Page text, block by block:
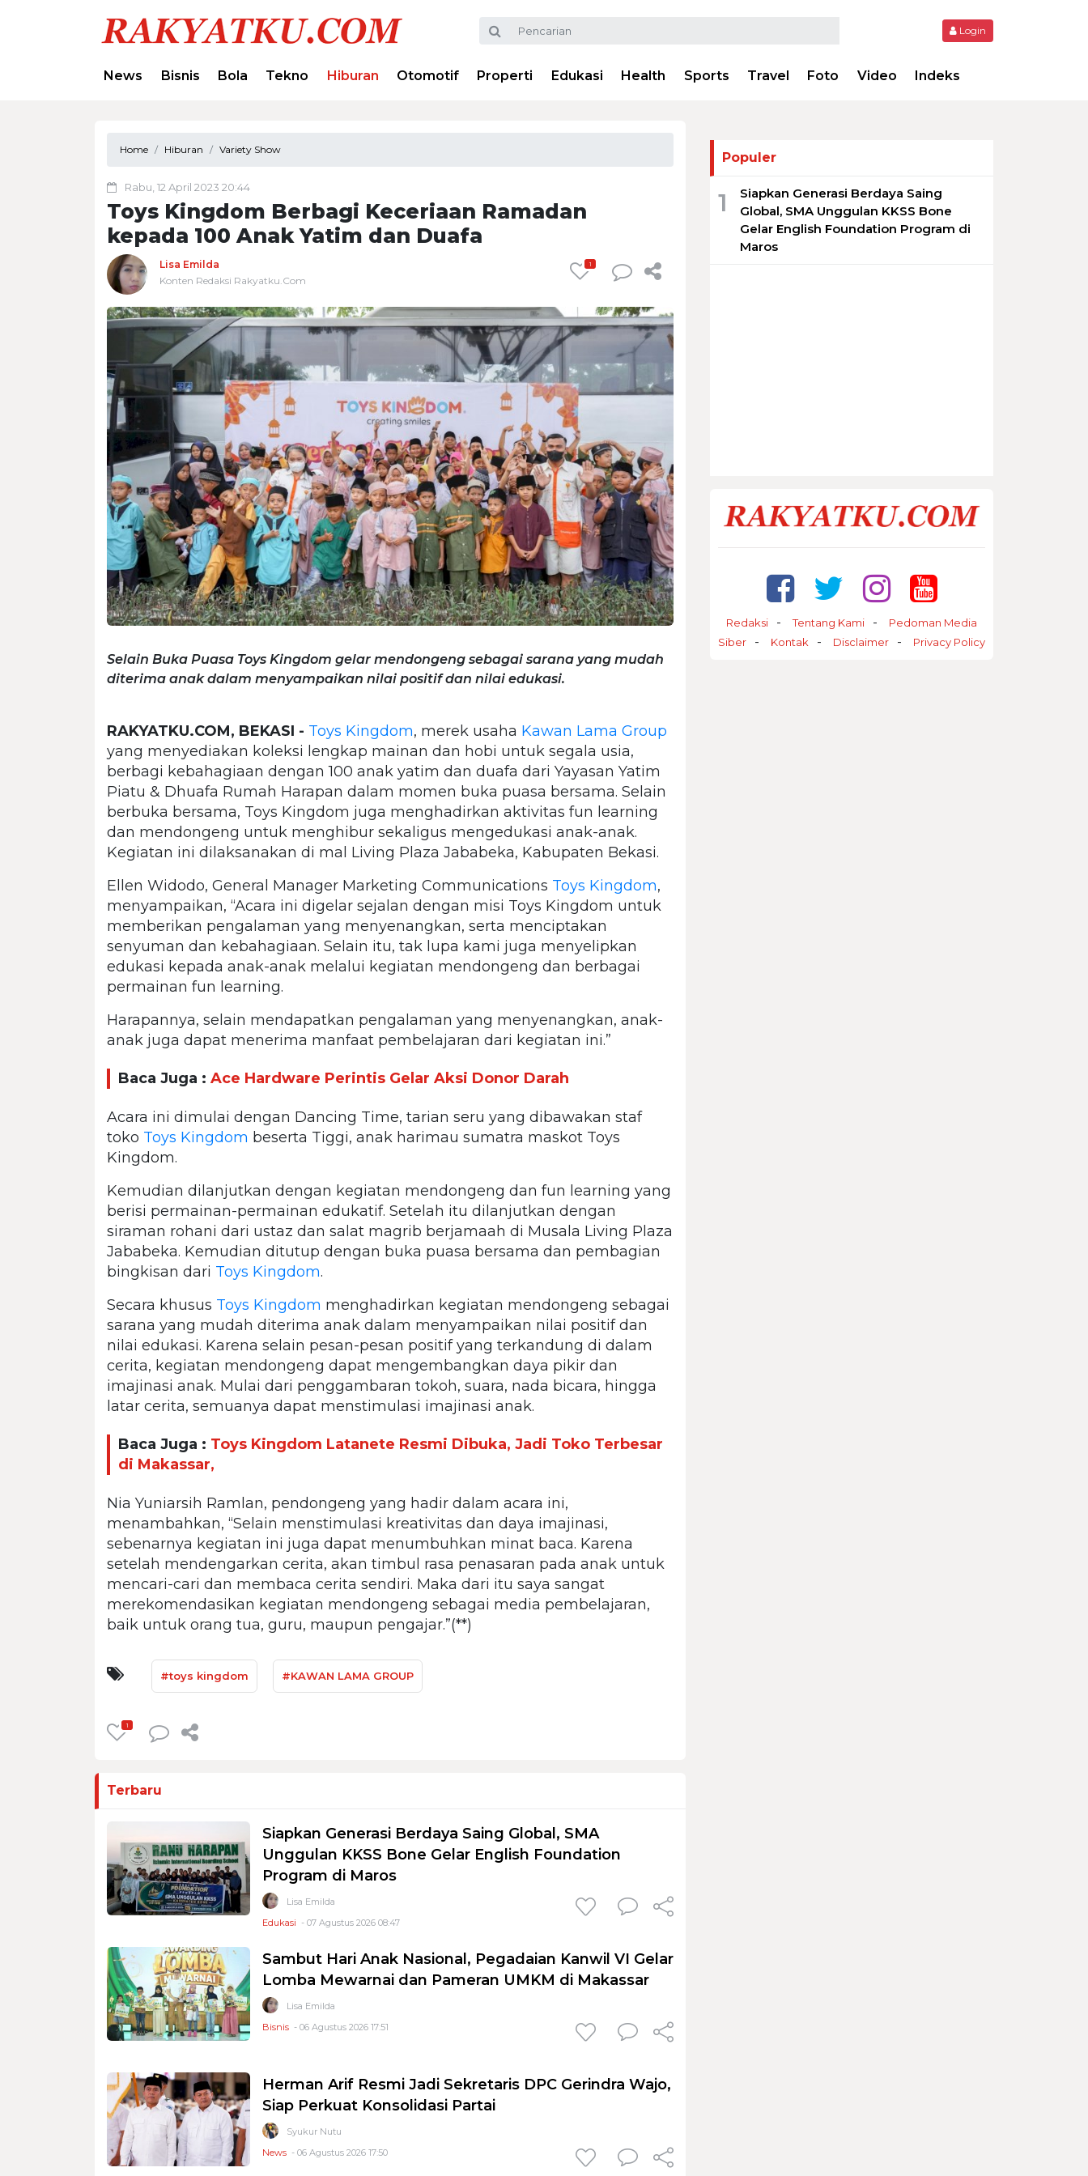
Login
News Bisnis Bola Tekno Hiburan Otomotif Properti Edukasi Health Sports Travel Foto Video Indeks
Home Hiburan Variety Show
Rabu, 12 April 2023 20:44
Toys Kingdom Berbagi Keceriaan Ramadan
kepada 100 Anak Yatim dan Duafa
Lisa Emilda
Konten Redaksi Rakyatku.Com
1
Selain Buka Puasa Toys Kingdom gelar mendongeng sebagai sarana yang mudah
diterima anak dalam menyampaikan nilai positif dan nilai edukasi.
RAKYATKU.COM, BEKASI - Toys Kingdom, merek usaha Kawan Lama Group
yang menyediakan koleksi lengkap mainan dan hobi untuk segala usia,
berbagi kebahagiaan dengan 100 anak yatim dan duafa dari Yayasan Yatim
Piatu & Dhuafa Rumah Harapan dalam momen buka puasa bersama. Selain
berbuka bersama, Toys Kingdom juga menghadirkan aktivitas fun learning
dan mendongeng untuk menghibur sekaligus mengedukasi anak-anak.
Kegiatan ini dilaksanakan di mal Living Plaza Jababeka, Kabupaten Bekasi.
Ellen Widodo, General Manager Marketing Communications Toys Kingdom,
menyampaikan, “Acara ini digelar sejalan dengan misi Toys Kingdom untuk
memberikan pengalaman yang menyenangkan, serta menciptakan
senyuman dan kebahagiaan. Selain itu, tak lupa kami juga menyelipkan
edukasi kepada anak-anak melalui kegiatan mendongeng dan berbagai
permainan fun learning.
Harapannya, selain mendapatkan pengalaman yang menyenangkan, anak-
anak juga dapat menerima manfaat pembelajaran dari kegiatan ini.”
Baca Juga : Ace Hardware Perintis Gelar Aksi Donor Darah
Acara ini dimulai dengan Dancing Time, tarian seru yang dibawakan staf
toko Toys Kingdom beserta Tiggi, anak harimau sumatra maskot Toys
Kingdom.
Kemudian dilanjutkan dengan kegiatan mendongeng dan fun learning yang
berisi permainan-permainan edukatif. Setelah itu dilanjutkan dengan
siraman rohani dari ustaz dan salat magrib berjamaah di Musala Living Plaza
Jababeka. Kemudian ditutup dengan buka puasa bersama dan pembagian
bingkisan dari Toys Kingdom.
Secara khusus Toys Kingdom menghadirkan kegiatan mendongeng sebagai
sarana yang mudah diterima anak dalam menyampaikan nilai positif dan
nilai edukasi. Karena selain pesan-pesan positif yang terkandung di dalam
cerita, kegiatan mendongeng dapat mengembangkan daya pikir dan
imajinasi anak. Mulai dari penggambaran tokoh, suara, nada bicara, hingga
latar cerita, semuanya dapat menstimulasi imajinasi anak.
Baca Juga : Toys Kingdom Latanete Resmi Dibuka, Jadi Toko Terbesar
di Makassar,
Nia Yuniarsih Ramlan, pendongeng yang hadir dalam acara ini,
menambahkan, “Selain menstimulasi kreativitas dan daya imajinasi,
sebenarnya kegiatan ini juga dapat menumbuhkan minat baca. Karena
setelah mendengarkan cerita, akan timbul rasa penasaran pada anak untuk
mencari-cari dan membaca cerita sendiri. Maka dari itu saya sangat
merekomendasikan kegiatan mendongeng sebagai media pembelajaran,
baik untuk orang tua, guru, maupun pengajar.”(**)
#toys kingdom #KAWAN LAMA GROUP
1
Terbaru
Siapkan Generasi Berdaya Saing Global, SMA
Unggulan KKSS Bone Gelar English Foundation
Program di Maros
Lisa Emilda
Edukasi - 07 Agustus 2026 08:47
Sambut Hari Anak Nasional, Pegadaian Kanwil VI Gelar
Lomba Mewarnai dan Pameran UMKM di Makassar
Lisa Emilda
Bisnis - 06 Agustus 2026 17:51
Herman Arif Resmi Jadi Sekretaris DPC Gerindra Wajo,
Siap Perkuat Konsolidasi Partai
Syukur Nutu
News - 06 Agustus 2026 17:50
Populer
1
Siapkan Generasi Berdaya Saing
Global, SMA Unggulan KKSS Bone
Gelar English Foundation Program di
Maros
Redaksi Tentang Kami
Pedoman Media
Siber
Kontak Disclaimer Privacy Policy